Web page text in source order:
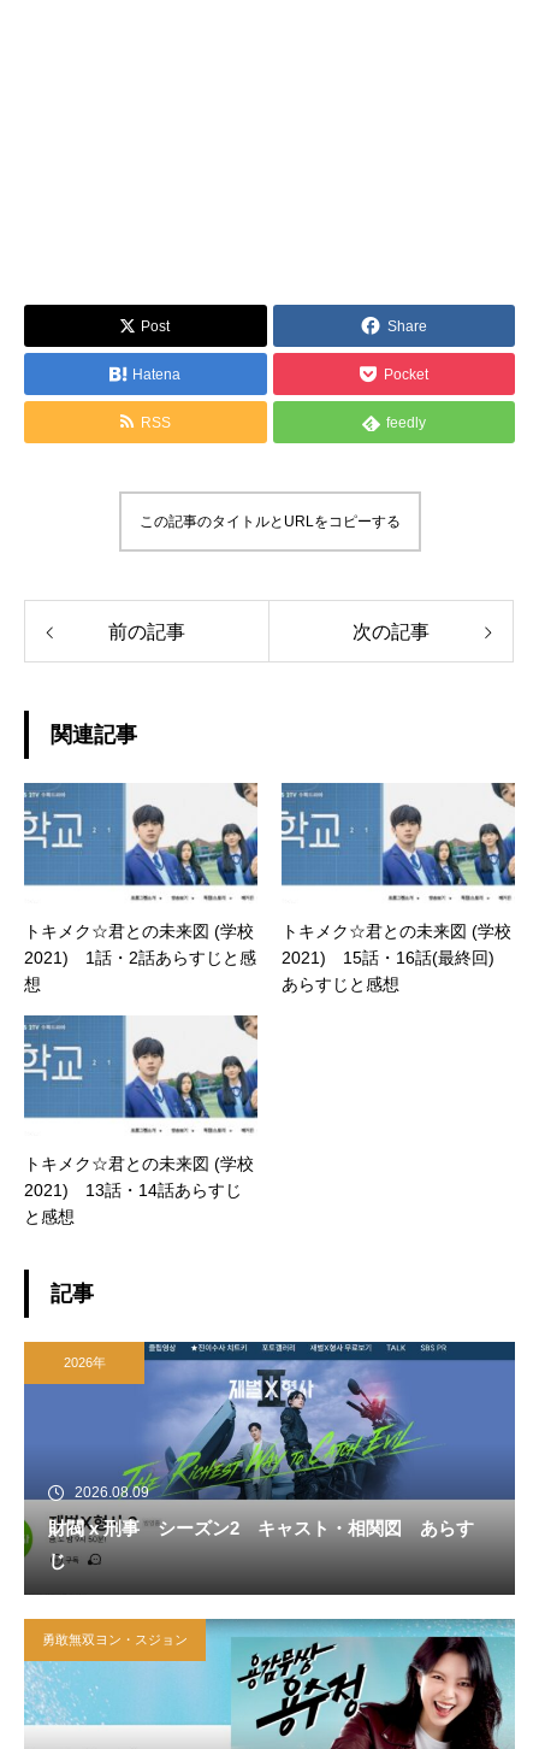
Post Share
Hatena Pocket
RSS feedly
この記事のタイトルとURLをコピーする
前の記事 次の記事
関連記事
トキメク☆君との未来図 (学校
2021) 1話・2話あらすじと感
想
トキメク☆君との未来図 (学校
2021) 15話・16話(最終回)
あらすじと感想
トキメク☆君との未来図 (学校
2021) 13話・14話あらすじ
と感想
記事
2026年
2026.08.09
財閥 x 刑事 シーズン2 キャスト・相関図 あらす
じ
勇敢無双ヨン・スジョン